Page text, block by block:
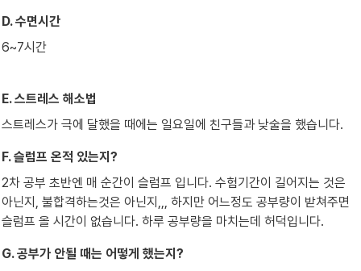
D. 수면시간
6~7시간
E. 스트레스 해소법
스트레스가 극에 달했을 때에는 일요일에 친구들과 낮술을 했습니다.
F. 슬럼프 온적 있는지?
2차 공부 초반엔 매 순간이 슬럼프 입니다. 수험기간이 길어지는 것은
아닌지, 불합격하는것은 아닌지,,, 하지만 어느정도 공부량이 받쳐주면
슬럼프 올 시간이 없습니다. 하루 공부량을 마치는데 허덕입니다.
G. 공부가 안될 때는 어떻게 했는지?